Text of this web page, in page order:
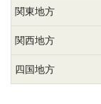
関東地方
関西地方
四国地方